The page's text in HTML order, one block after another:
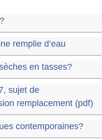
remplie d’eau
en tasses?
sujet de
remplacement (pdf)
contemporaines?